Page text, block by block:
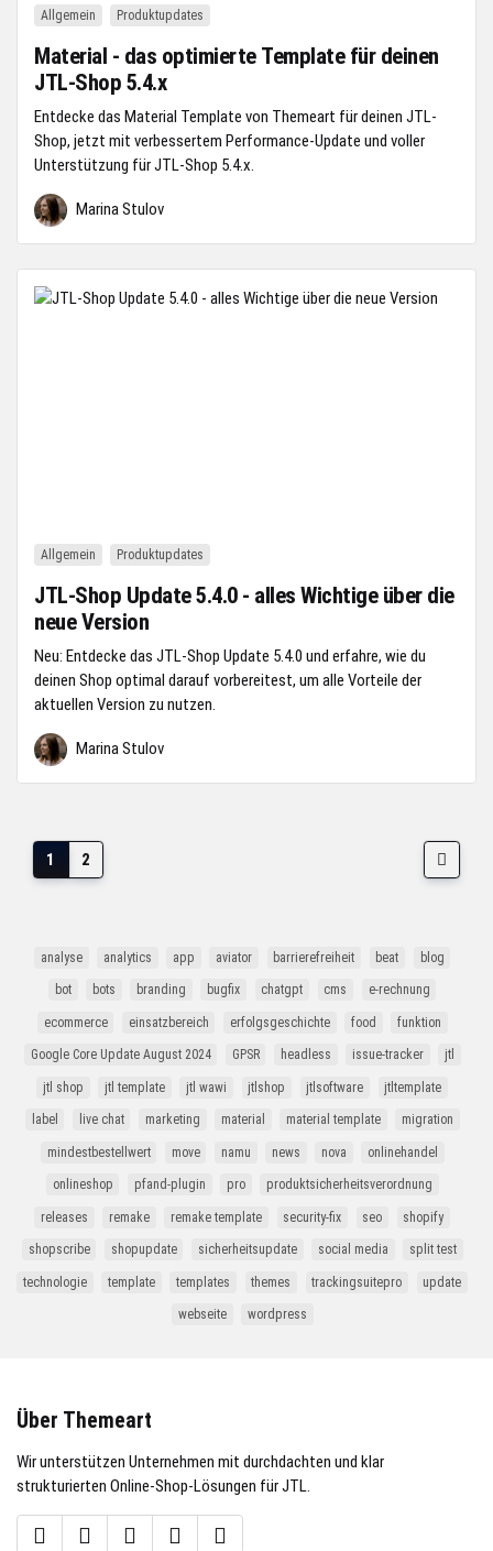
Allgemein Produktupdates
Material - das optimierte Template für deinen
JTL-Shop 5.4.x
Entdecke das Material Template von Themeart für deinen JTL-
Shop, jetzt mit verbessertem Performance-Update und voller
Unterstützung für JTL-Shop 5.4.x.
Marina Stulov
Allgemein Produktupdates
JTL-Shop Update 5.4.0 - alles Wichtige über die
neue Version
Neu: Entdecke das JTL-Shop Update 5.4.0 und erfahre, wie du
deinen Shop optimal darauf vorbereitest, um alle Vorteile der
aktuellen Version zu nutzen.
Marina Stulov
1 2
analyse analytics app aviator barrierefreiheit beat blog
bot bots branding bugfix chatgpt cms e-rechnung
ecommerce einsatzbereich erfolgsgeschichte food funktion
Google Core Update August 2024 GPSR headless issue-tracker jtl
jtl shop jtl template jtl wawi jtlshop jtlsoftware jtltemplate
label live chat marketing material material template migration
mindestbestellwert move namu news nova onlinehandel
onlineshop pfand-plugin pro produktsicherheitsverordnung
releases remake remake template security-fix seo shopify
shopscribe shopupdate sicherheitsupdate social media split test
technologie template templates themes trackingsuitepro update
webseite wordpress
Über Themeart
Wir unterstützen Unternehmen mit durchdachten und klar
strukturierten Online-Shop-Lösungen für JTL.